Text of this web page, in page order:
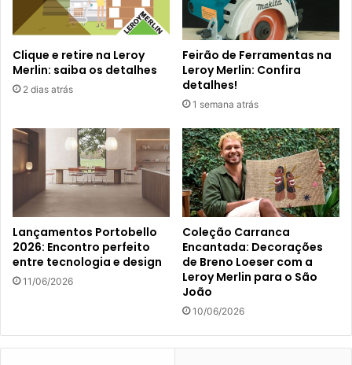
Clique e retire na Leroy
Merlin: saiba os detalhes
2 dias atrás
Feirão de Ferramentas na
Leroy Merlin: Confira
detalhes!
1 semana atrás
Lançamentos Portobello
2026: Encontro perfeito
entre tecnologia e design
11/06/2026
Coleção Carranca
Encantada: Decorações
de Breno Loeser com a
Leroy Merlin para o São
João
10/06/2026